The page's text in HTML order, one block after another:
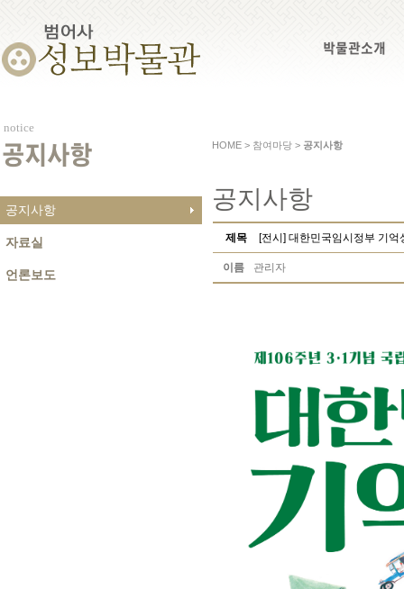
박물관소개
notice
공지사항
공지사항
자료실
언론보도
HOME > 참여마당 > 공지사항
공지사항
제목 [전시] 대한민국임시정부 기억
이름 관리자